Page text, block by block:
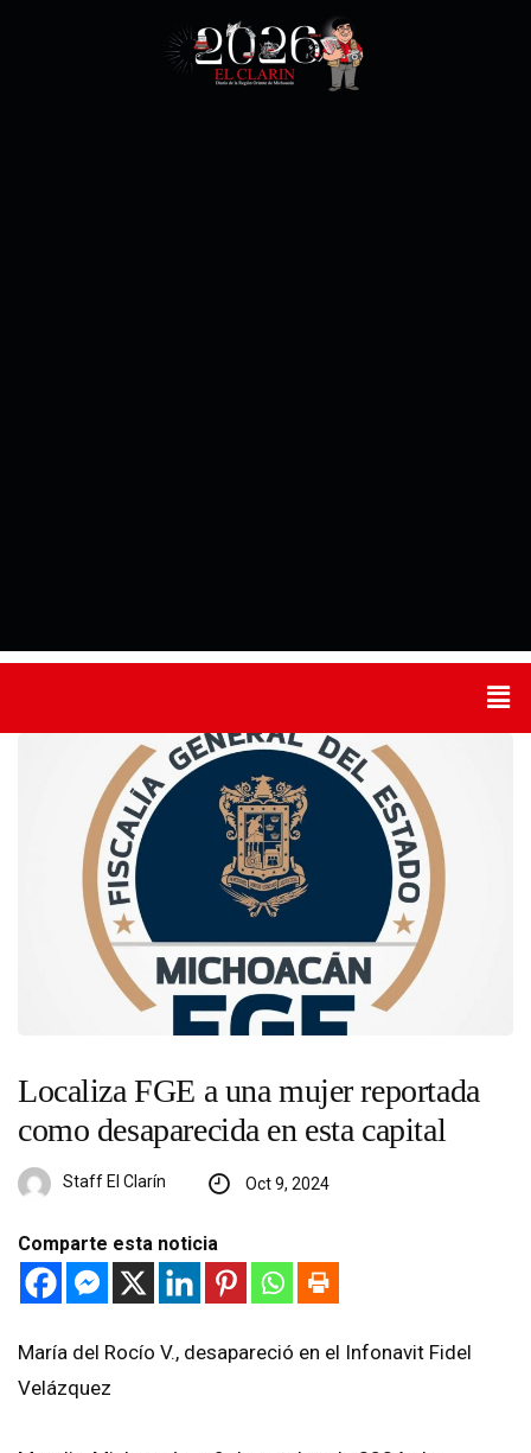
Localiza FGE a una mujer reportada
como desaparecida en esta capital
Staff El Clarín Oct 9, 2024
Comparte esta noticia
María del Rocío V., desapareció en el Infonavit Fidel
Velázquez